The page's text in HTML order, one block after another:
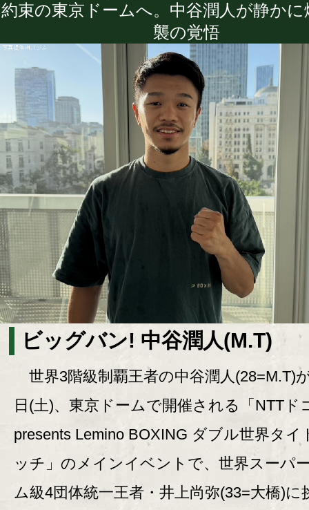
約束の東京ドームへ。中谷潤人が静かに
襲の覚悟
ビッグバン! 中谷潤人(M.T)
世界3階級制覇王者の中谷潤人(28=M.T)
日(土)、東京ドームで開催される「NTTド
presents Lemino BOXING ダブル世界タイ
ッチ」のメインイベントで、世界スーパ
ム級4団体統一王者・井上尚弥(33=大橋)に